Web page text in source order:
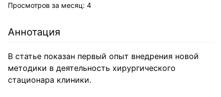
Просмотров за месяц: 4
Аннотация
В статье показан первый опыт внедрения новой
методики в деятельность хирургического
стационара клиники.